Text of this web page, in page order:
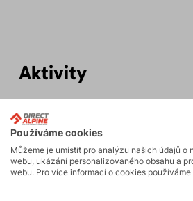
Aktivity
Používáme cookies
Můžeme je umístit pro analýzu našich údajů o
webu, ukázání personalizovaného obsahu a
webu. Pro více informací o cookies